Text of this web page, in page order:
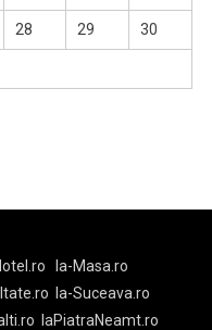
28 29 30
la-Masa.ro
la-Suceava.ro
laPiatraNeamt.ro